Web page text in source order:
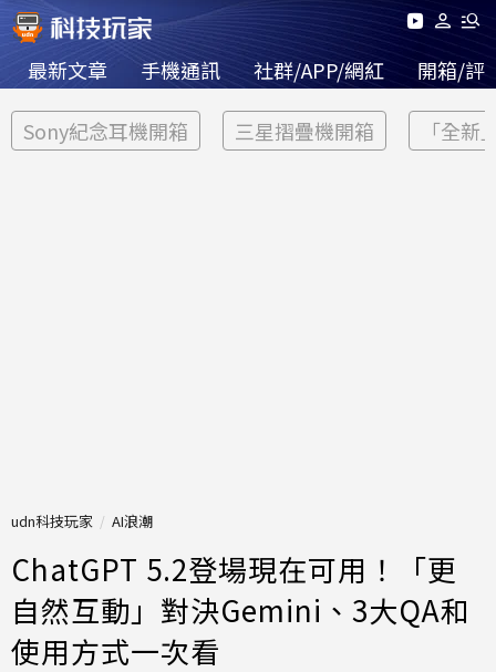
最新文章 手機通訊 社群/APP/網紅 開箱/評
Sony紀念耳機開箱 三星摺疊機開箱 「全新
udn科技玩家 AI浪潮
ChatGPT 5.2登場現在可用！「更
自然互動」對決Gemini、3大QA和
使用方式一次看